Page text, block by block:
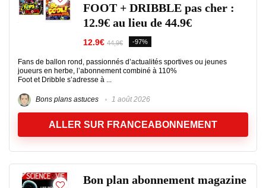
FOOT + DRIBBLE pas cher :
12.9€ au lieu de 44.9€
12.9€ 44,9€ -97%
Fans de ballon rond, passionnés d’actualités sportives ou jeunes
joueurs en herbe, l’abonnement combiné à 110%
Foot et Dribble s’adresse à ...
Bons plans astuces 1 août 2026
ALLER SUR FRANCEABONNEMENT
Bon plan abonnement magazine